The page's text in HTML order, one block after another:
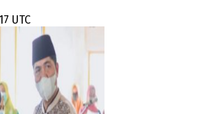
UTC